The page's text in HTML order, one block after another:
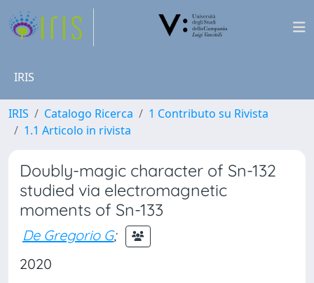
IRIS
IRIS Catalogo Ricerca
1 Contributo su Rivista
1.1 Articolo in rivista
Doubly-magic character of Sn-132
studied via electromagnetic
moments of Sn-133
De Gregorio G;
2020